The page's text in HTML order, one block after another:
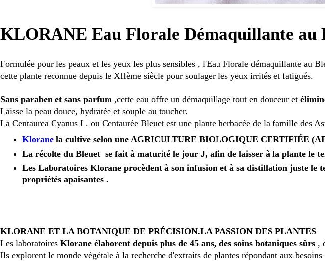
KLORANE Eau Florale Démaquillante au
Formulée pour les peaux et les yeux les plus sensibles , l'Eau Florale démaquillante au
cette plante reconnue depuis le XIIème siècle pour soulager les yeux irrités et fatigués.
Sans paraben et sans parfum ,cette eau offre un démaquillage tout en douceur et
Laisse la peau douce, hydratée et souple au toucher.
La Centaurea Cyanus L. ou Centaurée Bleuet est une plante herbacée de la famille des
Klorane la cultive selon une AGRICULTURE BIOLOGIQUE CERTIFIÉE
La récolte du Bleuet se fait à maturité le jour J, afin de laisser à la plante le
Les Laboratoires Klorane procèdent à son infusion et à sa distillation juste le
propriétés apaisantes .
KLORANE ET LA BOTANIQUE DE PRÉCISION.LA PASSION DES PLANTES
Les laboratoires Klorane élaborent depuis plus de 45 ans, des soins botaniques sûrs ,
Ils explorent le monde végétale à la recherche d'extraits de plantes répondant aux